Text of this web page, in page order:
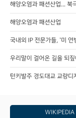
해양오염과 패션산업... 북
해양오염과 패션산업
국내외 IP 전문가들, '미 연
우리말이 걸어온 길을 되
턴키발주 경도대교 교량디
WIKIPEDIA